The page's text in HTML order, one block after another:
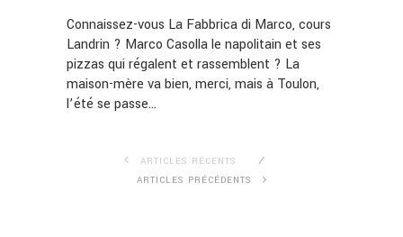
Connaissez-vous La Fabbrica di Marco, cours
Landrin ? Marco Casolla le napolitain et ses
pizzas qui régalent et rassemblent ? La
maison-mère va bien, merci, mais à Toulon,
l’été se passe…
ARTICLES RÉCENTS
ARTICLES PRÉCÉDENTS